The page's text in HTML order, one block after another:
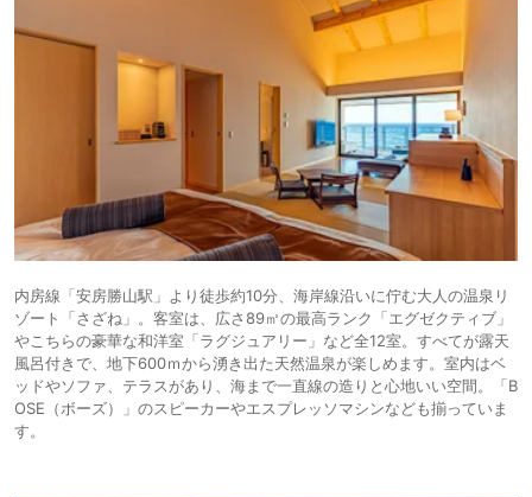
内房線「安房勝山駅」より徒歩約10分、海岸線沿いに佇む大人の温泉リ
ゾート「さざね」。客室は、広さ89㎡の最高ランク「エグゼクティブ」
やこちらの豪華な和洋室「ラグジュアリー」など全12室。すべてが露天
風呂付きで、地下600ｍから湧き出た天然温泉が楽しめます。室内はベ
ッドやソファ、テラスがあり、海まで一直線の造りと心地いい空間。「B
OSE（ボーズ）」のスピーカーやエスプレッソマシンなども揃っていま
す。